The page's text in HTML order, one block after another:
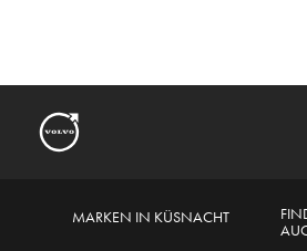
MARKEN IN KÜSNACHT